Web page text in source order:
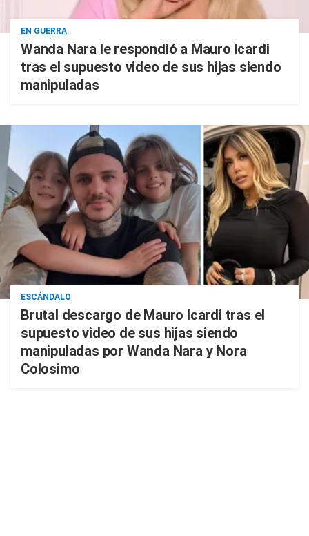
EN GUERRA
Wanda Nara le respondió a Mauro Icardi
tras el supuesto video de sus hijas siendo
manipuladas
ESCÁNDALO
Brutal descargo de Mauro Icardi tras el
supuesto video de sus hijas siendo
manipuladas por Wanda Nara y Nora
Colosimo